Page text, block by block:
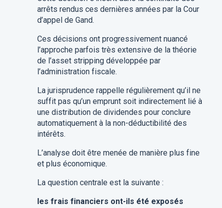
arrêts rendus ces dernières années par la Cour
d’appel de Gand.
Ces décisions ont progressivement nuancé
l’approche parfois très extensive de la théorie
de l’asset stripping développée par
l’administration fiscale.
La jurisprudence rappelle régulièrement qu’il ne
suffit pas qu’un emprunt soit indirectement lié à
une distribution de dividendes pour conclure
automatiquement à la non-déductibilité des
intérêts.
L’analyse doit être menée de manière plus fine
et plus économique.
La question centrale est la suivante :
les frais financiers ont-ils été exposés